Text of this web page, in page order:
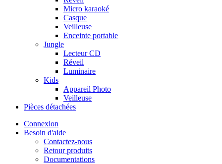
Micro karaoké
Casque
Veilleuse
Enceinte portable
Jungle
Lecteur CD
Réveil
Luminaire
Kids
Appareil Photo
Veilleuse
Pièces détachées
Connexion
Besoin d'aide
Contactez-nous
Retour produits
Documentations